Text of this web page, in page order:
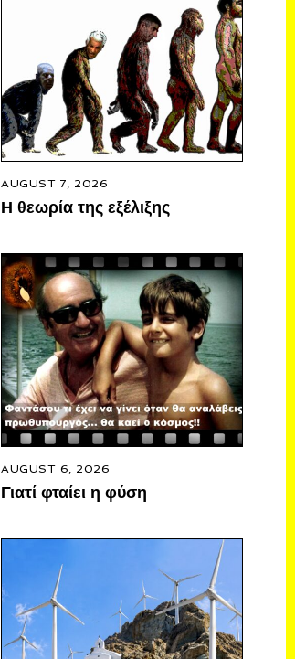
AUGUST 7, 2026
Η θεωρία της εξέλιξης
AUGUST 6, 2026
Γιατί φταίει η φύση